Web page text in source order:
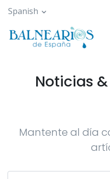
Pasar
contenido
principal
Spanish
Noticias
Mantente al día